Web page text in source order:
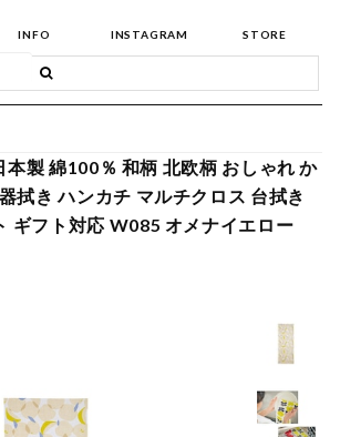
INFO INSTAGRAM STORE
製 綿100％ 和柄 北欧柄 おしゃれ か
拭き ハンカチ マルチクロス 台拭き
ギフト対応 W085 オメナイエロー